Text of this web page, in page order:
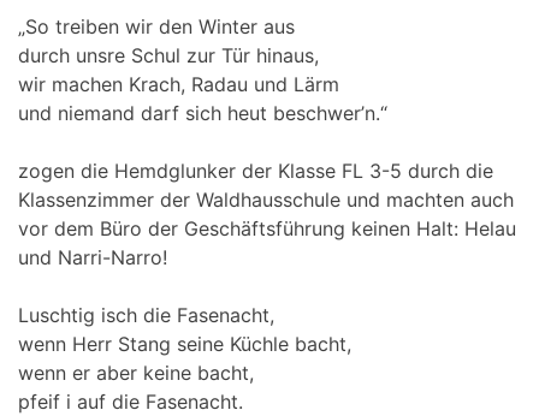
„So treiben wir den Winter aus
durch unsre Schul zur Tür hinaus,
wir machen Krach, Radau und Lärm
und niemand darf sich heut beschwer’n.“
zogen die Hemdglunker der Klasse FL 3-5 durch die
Klassenzimmer der Waldhausschule und machten auch
vor dem Büro der Geschäftsführung keinen Halt: Helau
und Narri-Narro!
Luschtig isch die Fasenacht,
wenn Herr Stang seine Küchle bacht,
wenn er aber keine bacht,
pfeif i auf die Fasenacht.